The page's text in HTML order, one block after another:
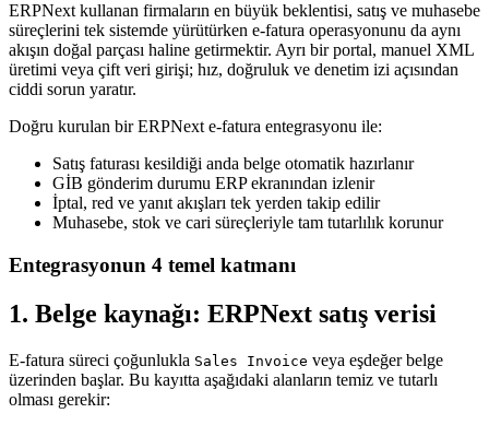
ERPNext kullanan firmaların en büyük beklentisi, satış ve muhasebe
süreçlerini tek sistemde yürütürken e-fatura operasyonunu da aynı
akışın doğal parçası haline getirmektir. Ayrı bir portal, manuel XML
üretimi veya çift veri girişi; hız, doğruluk ve denetim izi açısından
ciddi sorun yaratır.
Doğru kurulan bir ERPNext e-fatura entegrasyonu ile:
Satış faturası kesildiği anda belge otomatik hazırlanır
GİB gönderim durumu ERP ekranından izlenir
İptal, red ve yanıt akışları tek yerden takip edilir
Muhasebe, stok ve cari süreçleriyle tam tutarlılık korunur
Entegrasyonun 4 temel katmanı
1. Belge kaynağı: ERPNext satış verisi
E-fatura süreci çoğunlukla Sales Invoice veya eşdeğer belge
üzerinden başlar. Bu kayıtta aşağıdaki alanların temiz ve tutarlı
olması gerekir: